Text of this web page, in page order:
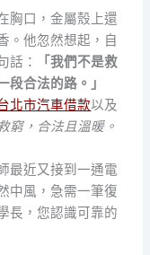
胸口，金屬殼上還
。他忽然想起，自
話：
「我們不是救
合法的路。」
北市汽車借款以及
窮，合法且溫暖。
最近又接到一通電
中風，急需一筆復
長，您認識可靠的